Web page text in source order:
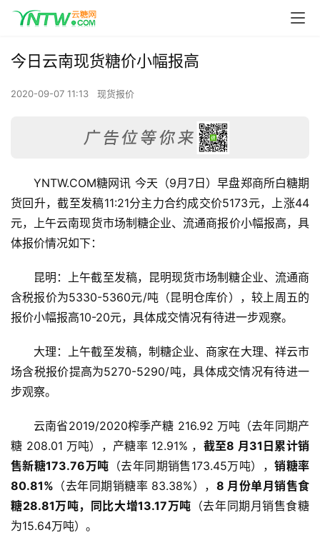
首
页
今日云南现货糖价小幅报高
2020-09-07 11:13 现货报价
YNTW.COM糖网讯 今天（9月7日）早盘郑商所白糖期
货回升，截至发稿11:21分主力合约成交价5173元，上涨44
元，上午云南现货市场制糖企业、流通商报价小幅报高，具
体报价情况如下：
昆明：上午截至发稿，昆明现货市场制糖企业、流通商
含税报价为5330-5360元/吨（昆明仓库价），较上周五的
报价小幅报高10-20元，具体成交情况有待进一步观察。
大理：上午截至发稿，制糖企业、商家在大理、祥云市
场含税报价提高为5270-5290/吨，具体成交情况有待进一
步观察。
云南省2019/2020榨季产糖 216.92 万吨（去年同期产
糖 208.01 万吨），产糖率 12.91% ， 截至8 月31日累计销
售新糖173.76万吨 （去年同期销售173.45万吨），销糖率
80.81% （去年同期销糖率 83.38%）， 8 月份单月销售食
糖28.81万吨，同比大增13.17万吨 （去年同期月销售食糖
为15.64万吨）。